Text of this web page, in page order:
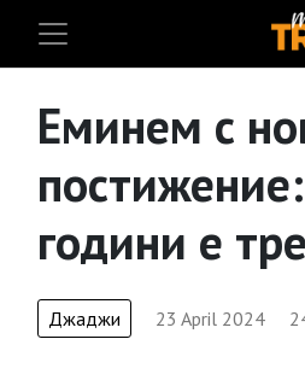
Еминем с
години е
Джаджи 23 April 2024